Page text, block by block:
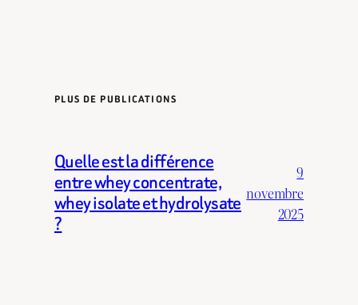
PLUS DE PUBLICATIONS
Quelle est la différence
entre whey concentrate,
whey isolate et hydrolysate
?
9
novembre
2025